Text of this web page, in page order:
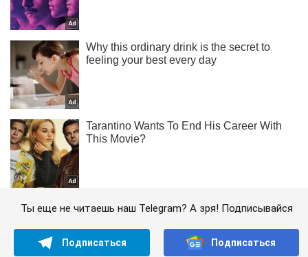
Ты еще не читаешь наш Telegram? А зря! Подписывайся
Подписаться Подписаться